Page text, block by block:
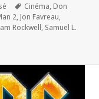
Mots-
clés
Cinéma, Don
2, Jon Favreau,
Rockwell, Samuel L.